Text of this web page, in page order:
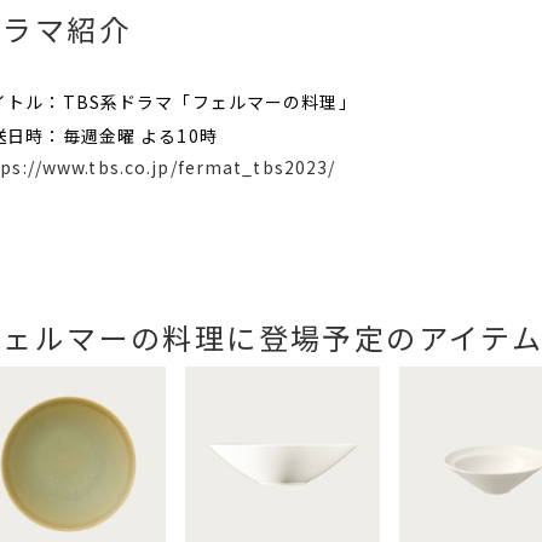
ラマ紹介
トル：TBS系ドラマ「フェルマーの料理」
日時：毎週金曜 よる10時
www.tbs.co.jp/fermat_tbs2023/
ルマーの料理に登場予定のアイテ